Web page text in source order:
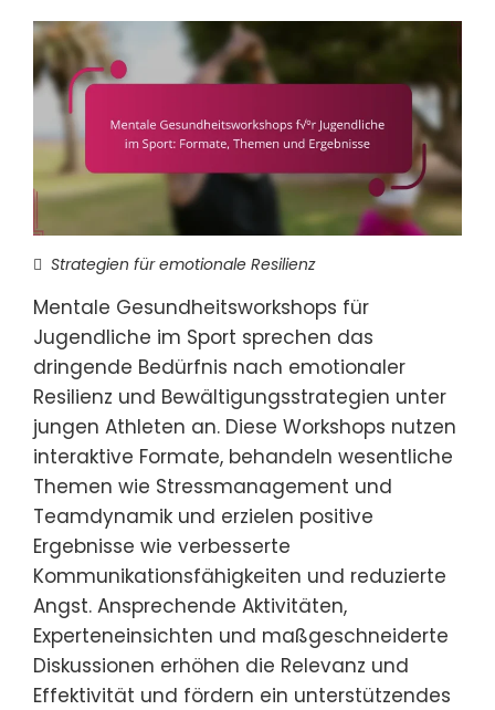
Strategien für emotionale Resilienz
Mentale Gesundheitsworkshops für
Jugendliche im Sport sprechen das
dringende Bedürfnis nach emotionaler
Resilienz und Bewältigungsstrategien unter
jungen Athleten an. Diese Workshops nutzen
interaktive Formate, behandeln wesentliche
Themen wie Stressmanagement und
Teamdynamik und erzielen positive
Ergebnisse wie verbesserte
Kommunikationsfähigkeiten und reduzierte
Angst. Ansprechende Aktivitäten,
Experteneinsichten und maßgeschneiderte
Diskussionen erhöhen die Relevanz und
Effektivität und fördern ein unterstützendes